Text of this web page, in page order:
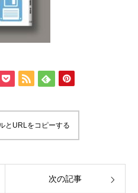
とURLをコピーする
次の記事